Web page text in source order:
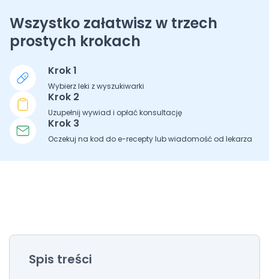
Wszystko załatwisz w trzech
prostych krokach
Krok 1
Wybierz leki z wyszukiwarki
Krok 2
Uzupełnij wywiad i opłać konsultację
Krok 3
Oczekuj na kod do e-recepty lub wiadomość od lekarza
Spis treści